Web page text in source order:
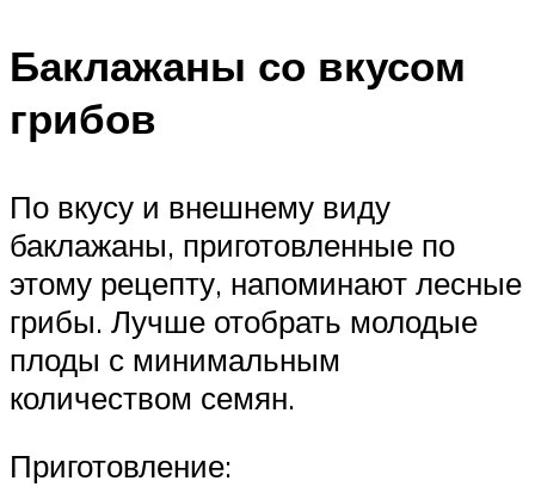
Баклажаны со вкусом
грибов
По вкусу и внешнему виду
баклажаны, приготовленные по
этому рецепту, напоминают лесные
грибы. Лучше отобрать молодые
плоды с минимальным
количеством семян.
Приготовление: